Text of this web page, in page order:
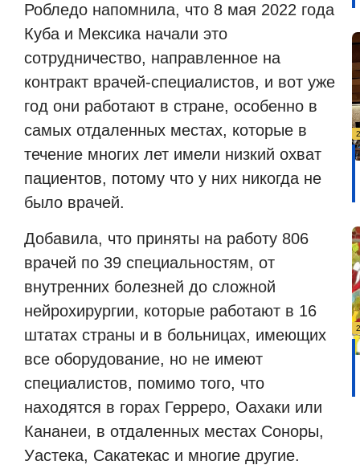
Робледо напомнила, что 8 мая 2022 года
Куба и Мексика начали это
сотрудничество, направленное на
контракт врачей-специалистов, и вот уже
год они работают в стране, особенно в
самых отдаленных местах, которые в
течение многих лет имели низкий охват
пациентов, потому что у них никогда не
было врачей.
Добавила, что приняты на работу 806
врачей по 39 специальностям, от
внутренних болезней до сложной
нейрохирургии, которые работают в 16
штатах страны и в больницах, имеющих
все оборудование, но не имеют
специалистов, помимо того, что
находятся в горах Герреро, Оахаки или
Кананеи, в отдаленных местах Соноры,
Уастека, Сакатекас и многие другие.